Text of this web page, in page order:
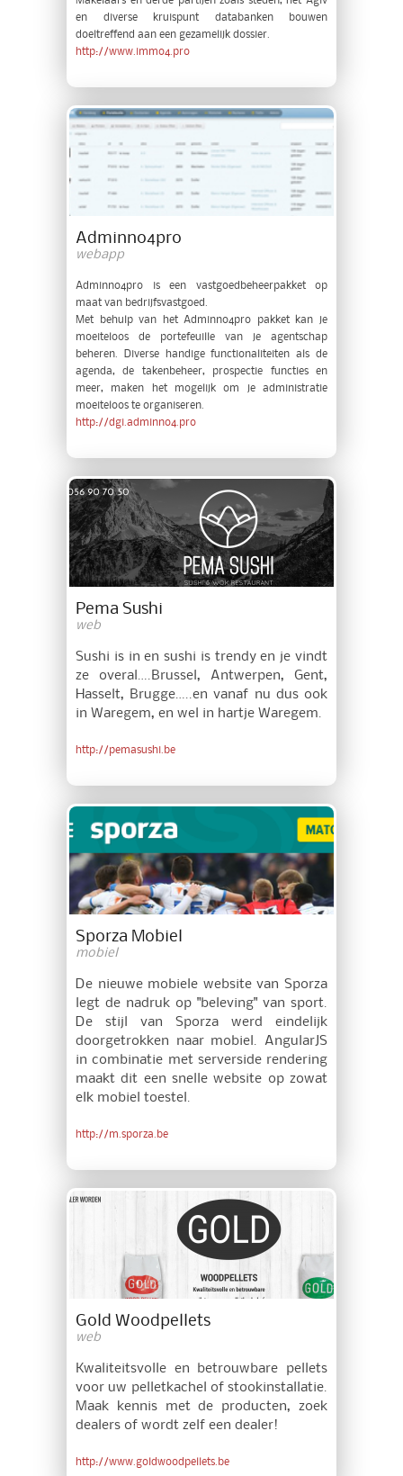
en diverse kruispunt databanken bouwen
doeltreffend aan een gezamelijk dossier.
http://www.immo4.pro
Adminno4pro
webapp
Adminno4pro is een vastgoedbeheerpakket op
maat van bedrijfsvastgoed.
Met behulp van het Adminno4pro pakket kan je
moeiteloos de portefeuille van je agentschap
beheren. Diverse handige functionaliteiten als de
agenda, de takenbeheer, prospectie functies en
meer, maken het mogelijk om je administratie
moeiteloos te organiseren.
http://dgi.adminno4.pro
Pema Sushi
web
Sushi is in en sushi is trendy en je vindt
ze overal….Brussel, Antwerpen, Gent,
Hasselt, Brugge…..en vanaf nu dus ook
in Waregem, en wel in hartje Waregem.
http://pemasushi.be
Sporza Mobiel
mobiel
De nieuwe mobiele website van Sporza
legt de nadruk op "beleving" van sport.
De stijl van Sporza werd eindelijk
doorgetrokken naar mobiel. AngularJS
in combinatie met serverside rendering
maakt dit een snelle website op zowat
elk mobiel toestel.
http://m.sporza.be
Gold Woodpellets
web
Kwaliteitsvolle en betrouwbare pellets
voor uw pelletkachel of stookinstallatie.
Maak kennis met de producten, zoek
dealers of wordt zelf een dealer!
http://www.goldwoodpellets.be